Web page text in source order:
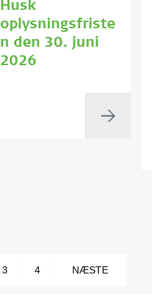
Husk
oplysningsfriste
n den 30. juni
2026
3 4 NÆSTE